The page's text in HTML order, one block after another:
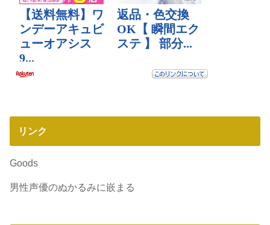
リンク
Goods
男性声優のぬかるみに嵌まる